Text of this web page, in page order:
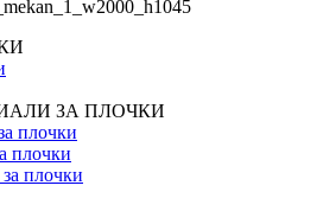
ЗА ПЛОЧКИ
плочки
плочки
плочки